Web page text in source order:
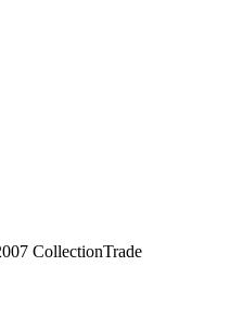
CollectionTrade